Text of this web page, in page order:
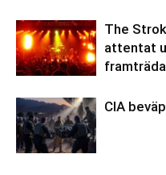
The
attentat
CIA